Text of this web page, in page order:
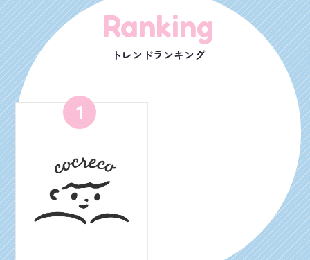
Ranking
トレンドランキング
1